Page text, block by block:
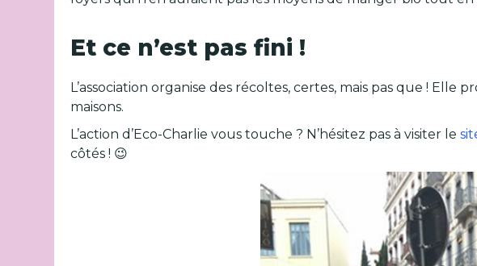
Et ce n’est pas fini !
L’association organise des récoltes, certes, mais pas que !
maisons.
L’action d’Eco-Charlie vous touche ? N’hésitez pas à visiter le
côtés ! 😉